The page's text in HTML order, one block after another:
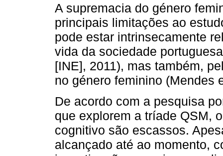
A supremacia do género
principais limitações ao
pode estar intrinsecamente
vida da sociedade
[INE], 2011), mas também,
no género feminino (Mendes
De acordo com a pesquisa
que explorem a tríade QSM,
cognitivo são escassos.
alcançado até ao momento,